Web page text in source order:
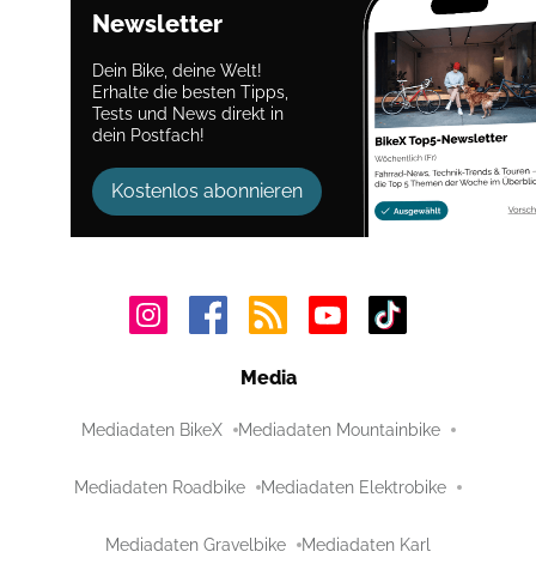
Newsletter
Dein Bike, deine Welt!
Erhalte die besten Tipps,
Tests und News direkt in
dein Postfach!
Kostenlos abonnieren
Media
Mediadaten BikeX Mediadaten Mountainbike
Mediadaten Roadbike Mediadaten Elektrobike
Mediadaten Gravelbike Mediadaten Karl